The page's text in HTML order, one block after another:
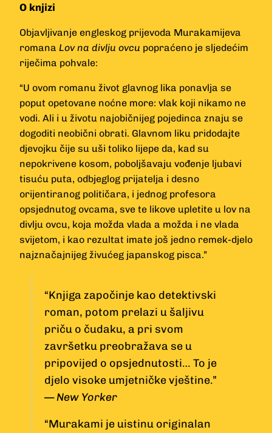
O knjizi
Objavljivanje engleskog prijevoda Murakamijeva
romana Lov na divlju ovcu popraćeno je sljedećim
riječima pohvale:
“U ovom romanu život glavnog lika ponavlja se
poput opetovane noćne more: vlak koji nikamo ne
vodi. Ali i u životu najobičnijeg pojedinca znaju se
dogoditi neobični obrati. Glavnom liku pridodajte
djevojku čije su uši toliko lijepe da, kad su
nepokrivene kosom, poboljšavaju vođenje ljubavi
tisuću puta, odbjeglog prijatelja i desno
orijentiranog političara, i jednog profesora
opsjednutog ovcama, sve te likove upletite u lov na
divlju ovcu, koja možda vlada a možda i ne vlada
svijetom, i kao rezultat imate još jedno remek-djelo
najznačajnijeg živućeg japanskog pisca.”
“Knjiga započinje kao detektivski
roman, potom prelazi u šaljivu
priču o čudaku, a pri svom
završetku preobražava se u
pripovijed o opsjednutosti… To je
djelo visoke umjetničke vještine.”
—New Yorker
“Murakami je uistinu originalan